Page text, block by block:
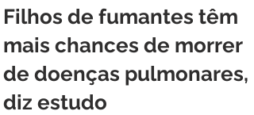
Filhos de fumantes têm
mais chances de morrer
de doenças pulmonares,
diz estudo